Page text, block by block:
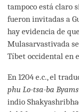
tampoco está claro
fueron invitadas a
hay evidencia de
Mulasarvastivada
Tíbet occidental en
En 1204 e.c., el
phu Lo-tsa-ba
indio